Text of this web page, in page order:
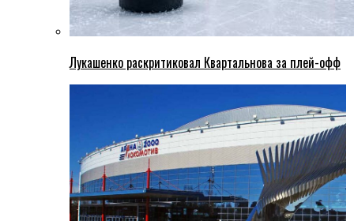
Лукашенко раскритиковал Квартальнова за плей-офф